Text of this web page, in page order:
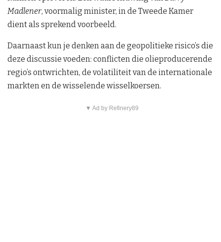
Madlener, voormalig minister, in de Tweede Kamer
dient als sprekend voorbeeld.
Daarnaast kun je denken aan de geopolitieke risico’s die
deze discussie voeden: conflicten die olieproducerende
regio’s ontwrichten, de volatiliteit van de internationale
markten en de wisselende wisselkoersen.
▼ Ad by Refinery89